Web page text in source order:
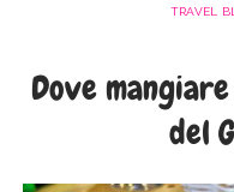
TRAVEL
Dove
del